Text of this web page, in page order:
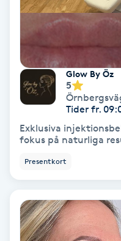
Klippning
Klippning & Slingor
Klippning ungdom
Koppningsmassage
Kosmetisk tatuering
Kostrådgivning
Kroppsinpackning
Glow By Öz
5
Tider fr.
Exklusiva
fokus på naturliga
Presentkort